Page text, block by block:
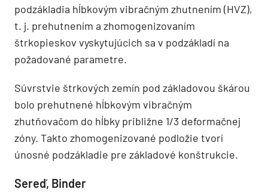
podzákladia hĺbkovým vibračným zhutnením (HVZ),
t. j. prehutnením a zhomogenizovaním
štrkopieskov vyskytujúcich sa v podzákladí na
požadované parametre.
Súvrstvie štrkových zemín pod základovou škárou
bolo prehutnené hĺbkovým vibračným
zhutňovačom do hĺbky približne 1/3 deformačnej
zóny. Takto zhomogenizované podložie tvorí
únosné podzákladie pre základové konštrukcie.
Sereď, Binder